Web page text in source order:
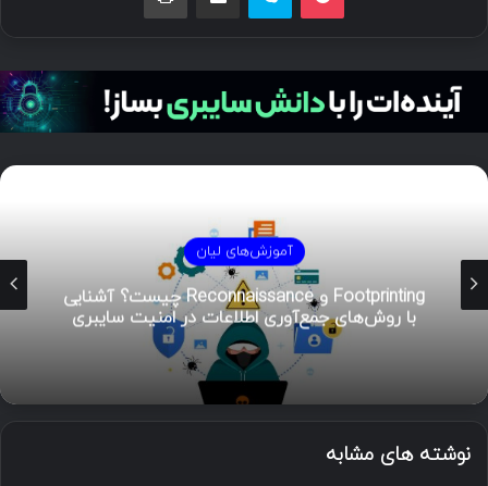
آموزش‌های لیان
Footprinting و Reconnaissance چیست؟ آشنایی
با روش‌های جمع‌آوری اطلاعات در امنیت سایبری
نوشته های مشابه